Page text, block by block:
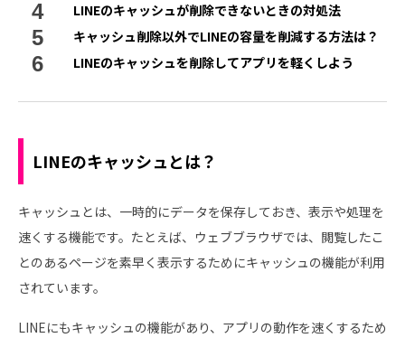
LINEのキャッシュが削除できないときの対処法
キャッシュ削除以外でLINEの容量を削減する方法は？
LINEのキャッシュを削除してアプリを軽くしよう
LINEのキャッシュとは？
キャッシュとは、一時的にデータを保存しておき、表示や処理を
速くする機能です。たとえば、ウェブブラウザでは、閲覧したこ
とのあるページを素早く表示するためにキャッシュの機能が利用
されています。
LINEにもキャッシュの機能があり、アプリの動作を速くするため